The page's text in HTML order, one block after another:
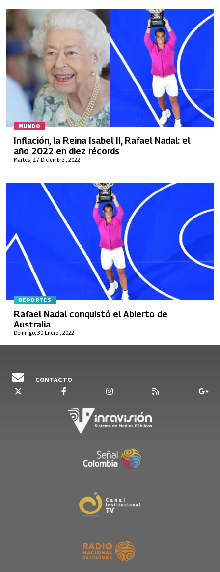
MUNDO
Martes, 27 Diciembre , 2022
Inflación, la Reina Isabel II, Rafael Nadal: el
año 2022 en diez récords
DEPORTES
Domingo, 30 Enero , 2022
Rafael Nadal conquistó el Abierto de
Australia
CONTACTO